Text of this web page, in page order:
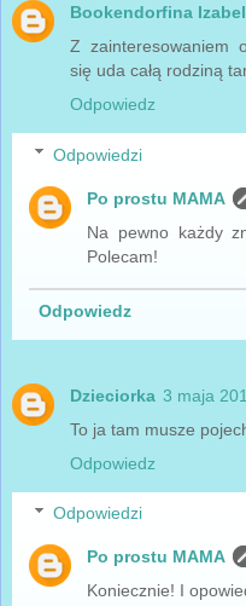
Bookendorfina
Z zainteresowaniem
się uda całą rodziną
Odpowiedz
Odpowiedzi
Po prostu MAMA
Na pewno każdy
Polecam!
Odpowiedz
Dzieciorka 3 maja
To ja tam musze
Odpowiedz
Odpowiedzi
Po prostu MAMA
Koniecznie! I